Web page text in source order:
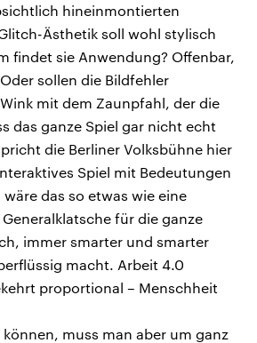
hineinmontierten
Ästhetik soll wohl stylisch
findet sie Anwendung? Offenbar,
sollen die Bildfehler
mit dem Zaunpfahl, der die
das ganze Spiel gar nicht echt
die Berliner Volksbühne hier
Spiel mit Bedeutungen
das so etwas wie eine
für die ganze
immer smarter und smarter
macht. Arbeit 4.0
proportional – Menschheit
muss man aber um ganz